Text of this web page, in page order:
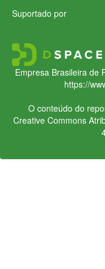
Suportado por
Empresa Brasileira de
https://
O conteúdo do
Creative Commons